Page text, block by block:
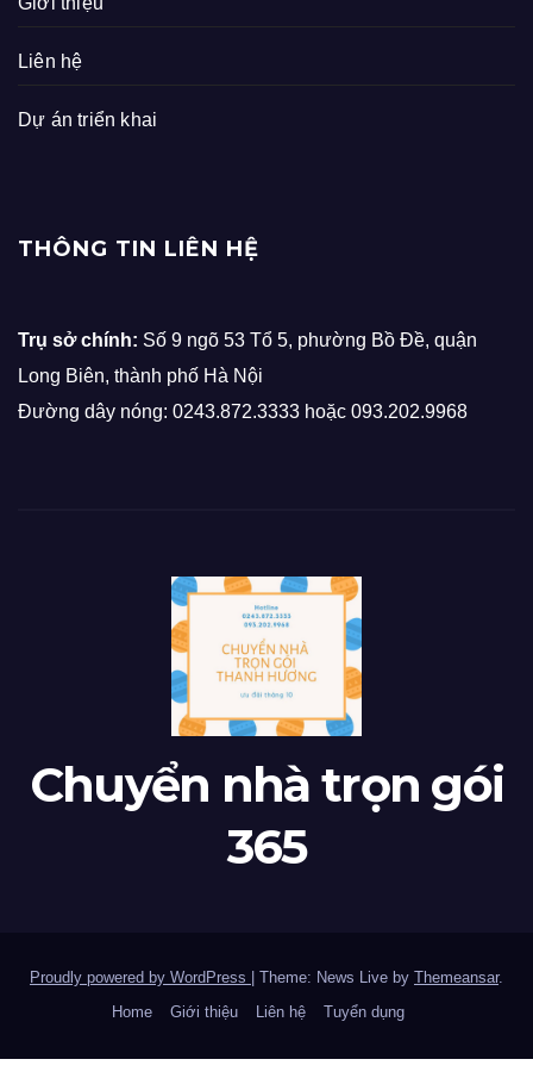
Liên hệ
Dự án triển khai
THÔNG TIN LIÊN HỆ
Trụ sở chính: Số 9 ngõ 53 Tổ 5, phường Bồ Đề, quận
Long Biên, thành phố Hà Nội
Đường dây nóng: 0243.872.3333 hoặc 093.202.9968
Chuyển nhà trọn gói
365
Proudly powered by WordPress Theme: News Live by Themeansar.
Home
Giới thiệu Liên hệ Tuyển dụng